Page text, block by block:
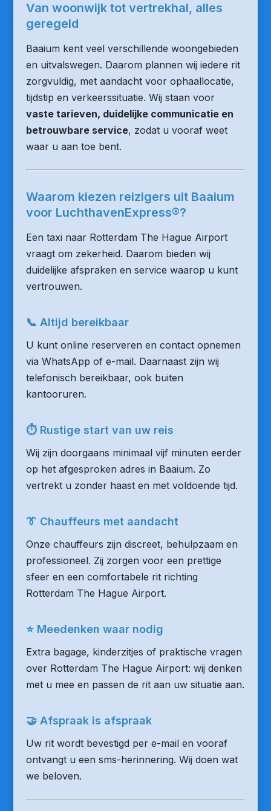
Van woonwijk tot vertrekhal, alles
geregeld
Baaium kent veel verschillende woongebieden
en uitvalswegen. Daarom plannen wij iedere rit
zorgvuldig, met aandacht voor ophaallocatie,
tijdstip en verkeerssituatie. Wij staan voor
vaste tarieven, duidelijke communicatie en
betrouwbare service, zodat u vooraf weet
waar u aan toe bent.
Waarom kiezen reizigers uit Baaium
voor LuchthavenExpress®?
Een taxi naar Rotterdam The Hague Airport
vraagt om zekerheid. Daarom bieden wij
duidelijke afspraken en service waarop u kunt
vertrouwen.
📞 Altijd bereikbaar
U kunt online reserveren en contact opnemen
via WhatsApp of e-mail. Daarnaast zijn wij
telefonisch bereikbaar, ook buiten
kantooruren.
⏱ Rustige start van uw reis
Wij zijn doorgaans minimaal vijf minuten eerder
op het afgesproken adres in Baaium. Zo
vertrekt u zonder haast en met voldoende tijd.
👔 Chauffeurs met aandacht
Onze chauffeurs zijn discreet, behulpzaam en
professioneel. Zij zorgen voor een prettige
sfeer en een comfortabele rit richting
Rotterdam The Hague Airport.
⭐ Meedenken waar nodig
Extra bagage, kinderzitjes of praktische vragen
over Rotterdam The Hague Airport: wij denken
met u mee en passen de rit aan uw situatie aan.
🤝 Afspraak is afspraak
Uw rit wordt bevestigd per e-mail en vooraf
ontvangt u een sms-herinnering. Wij doen wat
we beloven.